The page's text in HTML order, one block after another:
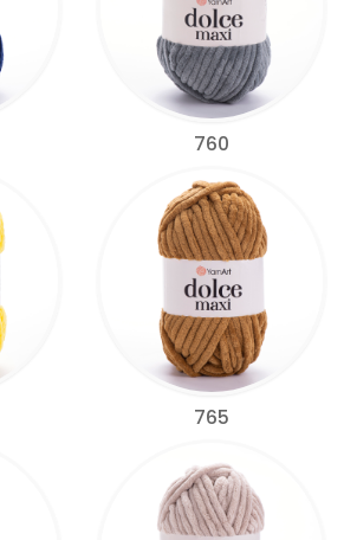
760
765